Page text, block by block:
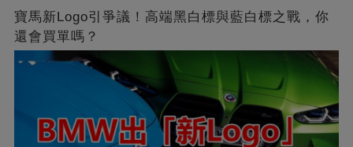
寶馬新Logo引爭議！高端黑白標與藍白標之戰，你
還會買單嗎？